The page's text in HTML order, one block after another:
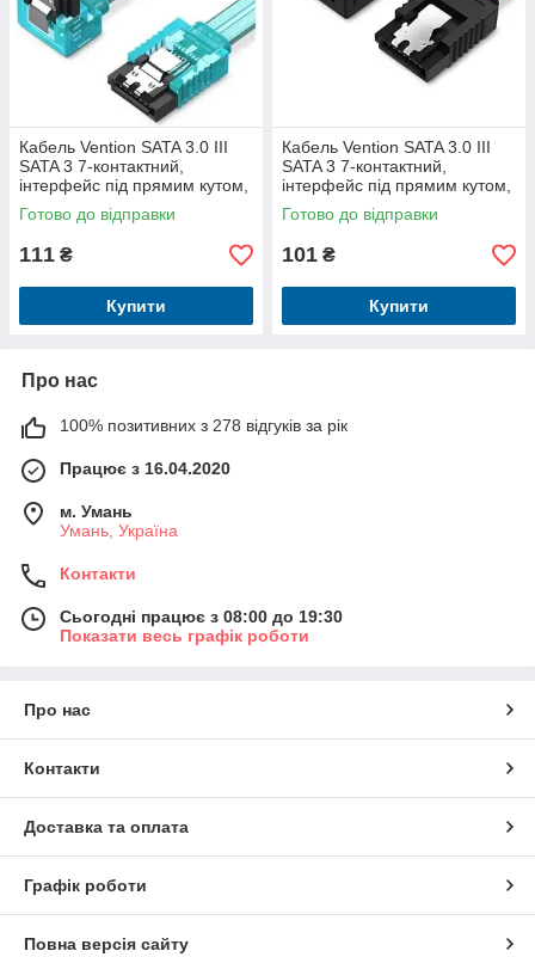
Кабель Vention SATA 3.0 III
SATA 3 7-контактний,
інтерфейс під прямим кутом,
6 Гбіт/с KDDSD
Готово до відправки
111 ₴
Купити
Кабель Vention SATA 3.0 III
SATA 3 7-контактний,
інтерфейс під прямим кутом,
6 Гбіт/с KDDRD
Готово до відправки
101 ₴
Купити
Про нас
100% позитивних з 278 відгуків за рік
Працює з 16.04.2020
м. Умань
Умань, Україна
Контакти
Сьогодні працює з 08:00 до 19:30
Показати весь графік роботи
Про нас
Контакти
Доставка та оплата
Графік роботи
Повна версія сайту